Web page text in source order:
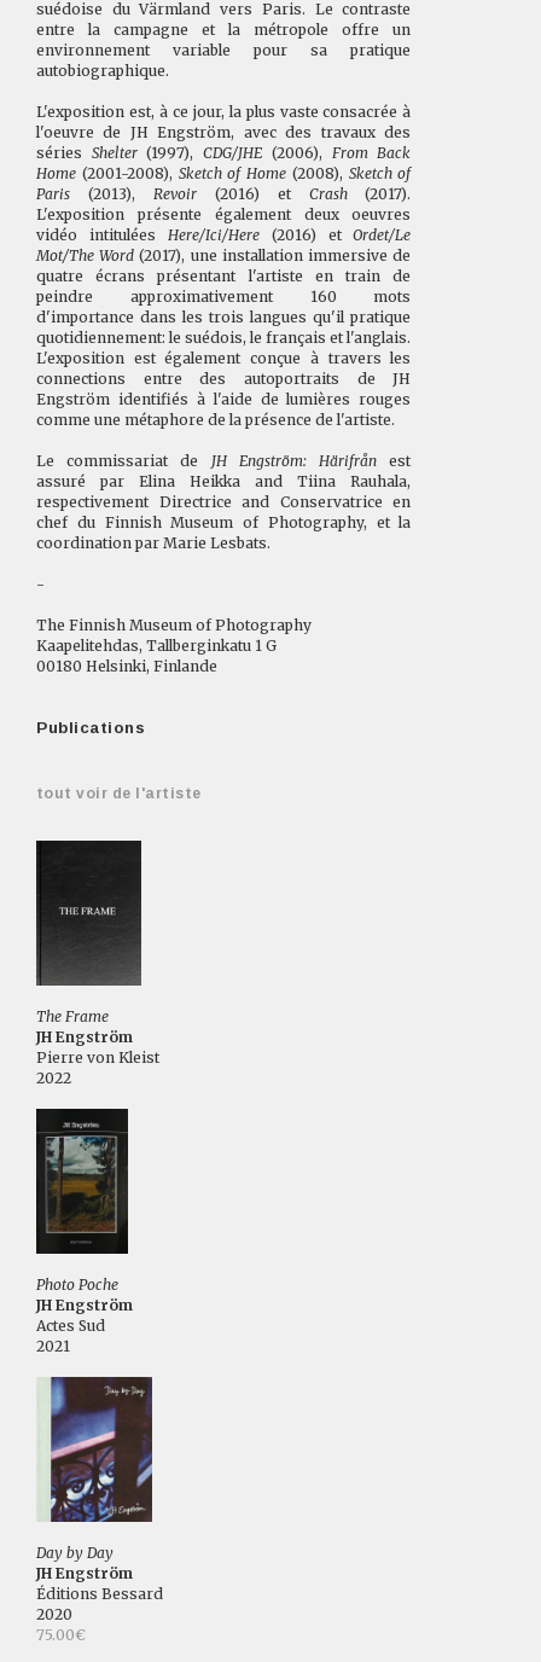
suédoise du Värmland vers Paris. Le contraste
entre la campagne et la métropole offre un
environnement variable pour sa pratique
autobiographique.
L'exposition est, à ce jour, la plus vaste consacrée à
l'oeuvre de JH Engström, avec des travaux des
séries Shelter(1997),CDG/JHE (2006), From Back
Home (2001-2008), Sketch of Home (2008), Sketch of
Paris (2013), Revoir(2016) et Crash(2017).
L'exposition présente également deux oeuvres
vidéo intitulées Here/Ici/Here(2016) etOrdet/Le
Mot/The Word (2017), une installation immersive de
quatre écrans présentant l'artiste en train de
peindre approximativement 160 mots
d'importance dans les trois langues qu'il pratique
quotidiennement: le suédois, le français et l'anglais.
L'exposition est également conçue à travers les
connections entre des autoportraits de JH
Engström identifiés à l'aide de lumières rouges
comme une métaphore de la présence de l'artiste.
Le commissariat de JH Engström: Härifrån est
assuré par Elina Heikka and Tiina Rauhala,
respectivement Directrice and Conservatrice en
chef du Finnish Museum of Photography, et la
coordination par Marie Lesbats.
-
The Finnish Museum of Photography
Kaapelitehdas, Tallberginkatu 1 G
00180 Helsinki, Finlande
Publications
tout voir de l'artiste
The Frame
JH Engström
Pierre von Kleist
2022
Photo Poche
JH Engström
Actes Sud
2021
Day by Day
JH Engström
Éditions Bessard
2020
75.00€